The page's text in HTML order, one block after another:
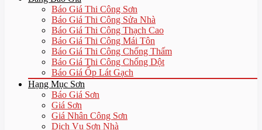
Báo Giá Thi Công Sơn
Báo Giá Thi Công Sửa Nhà
Báo Giá Thi Công Thạch Cao
Báo Giá Thi Công Mái Tôn
Báo Giá Thi Công Chống Thấm
Báo Giá Thi Công Chống Dột
Báo Giá Ốp Lát Gạch
Hạng Mục Sơn
Báo Giá Sơn
Giá Sơn
Giá Nhân Công Sơn
Dịch Vụ Sơn Nhà